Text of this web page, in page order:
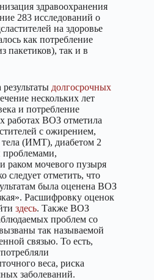
здравоохранения
283 исследований о
на здоровье
как потребление
пакетиков), так и в
долгосрочных
нескольких лет
и потребление
работах ВОЗ отметила
с ожирением,
тела (ИМТ), диабетом 2
проблемами,
раком мочевого пузыря
следует отметить, что
была оценена ВОЗ
Расшифровку оценок
здесь. Также ВОЗ
проблем со
так называемой
связью. То есть,
веса, риска
заболеваний.